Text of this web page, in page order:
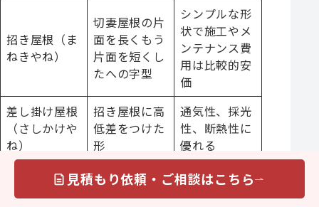
招き屋根（ま
ねきやね）
切妻屋根の片
面を長くもう
片面を短くし
たへの字型
シンプルな形
状で施工やメ
ンテナンス費
用は比較的安
価
差し掛け屋根
（さしかけや
ね）
招き屋根に高
低差をつけた
形
通気性、採光
性、断熱性に
優れる
入母屋屋根
（いりもやや
切妻屋根と寄
見積もり依頼・ご相談はこちら